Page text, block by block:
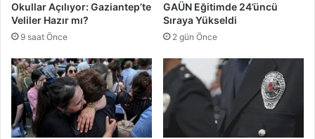
ı
k
E
r
i
ş
m
i
Okullar Açılıyor: Gaziantep’te
Veliler Hazır mı?
9 saat Önce
GAÜN Eğitimde 24’üncü
Sıraya Yükseldi
2 gün Önce